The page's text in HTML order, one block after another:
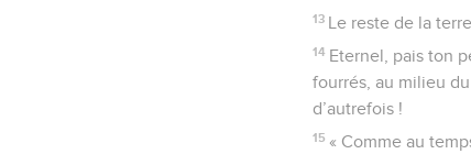
13 Le reste de la
14 Eternel, pais ton
fourrés, au milieu
d’autrefois !
15 « Comme au